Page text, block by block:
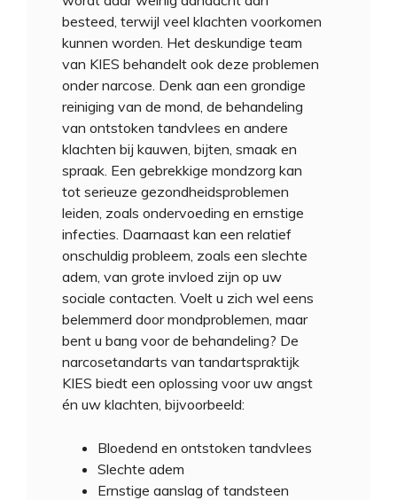
besteed, terwijl veel klachten voorkomen
kunnen worden. Het deskundige team
van KIES behandelt ook deze problemen
onder narcose. Denk aan een grondige
reiniging van de mond, de behandeling
van ontstoken tandvlees en andere
klachten bij kauwen, bijten, smaak en
spraak. Een gebrekkige mondzorg kan
tot serieuze gezondheidsproblemen
leiden, zoals ondervoeding en ernstige
infecties. Daarnaast kan een relatief
onschuldig probleem, zoals een slechte
adem, van grote invloed zijn op uw
sociale contacten. Voelt u zich wel eens
belemmerd door mondproblemen, maar
bent u bang voor de behandeling? De
narcosetandarts van tandartspraktijk
KIES biedt een oplossing voor uw angst
én uw klachten, bijvoorbeeld:
Bloedend en ontstoken tandvlees
Slechte adem
Ernstige aanslag of tandsteen